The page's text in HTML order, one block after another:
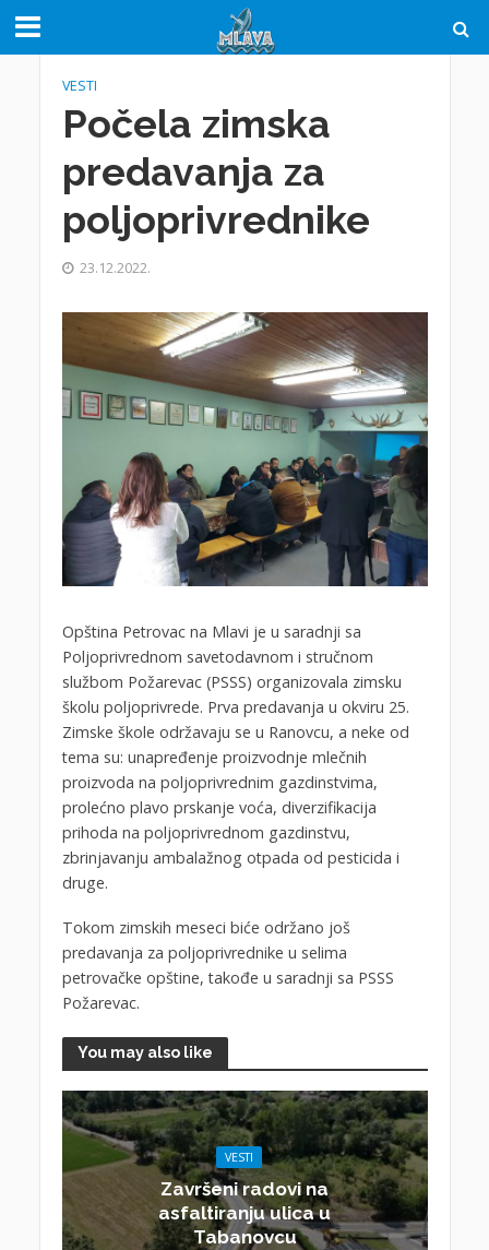
VESTI
Počela zimska
predavanja za
poljoprivrednike
23.12.2022.
Opština Petrovac na Mlavi je u saradnji sa
Poljoprivrednom savetodavnom i stručnom
službom Požarevac (PSSS) organizovala zimsku
školu poljoprivrede. Prva predavanja u okviru 25.
Zimske škole održavaju se u Ranovcu, a neke od
tema su: unapređenje proizvodnje mlečnih
proizvoda na poljoprivrednim gazdinstvima,
prolećno plavo prskanje voća, diverzifikacija
prihoda na poljoprivrednom gazdinstvu,
zbrinjavanju ambalažnog otpada od pesticida i
druge.
Tokom zimskih meseci biće održano još
predavanja za poljoprivrednike u selima
petrovačke opštine, takođe u saradnji sa PSSS
Požarevac.
You may also like
VESTI
Završeni radovi na
asfaltiranju ulica u
Tabanovcu